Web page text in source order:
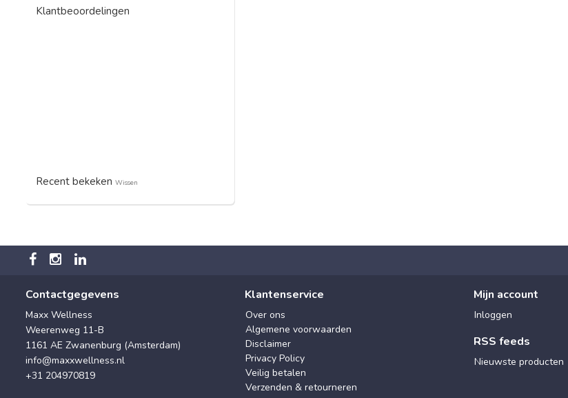
Klantbeoordelingen
Recent bekeken Wissen
Contactgegevens
Maxx Wellness
Weerenweg 11-B
1161 AE Zwanenburg (Amsterdam)
info@maxxwellness.nl
+31 204970819
Klantenservice
Over ons
Algemene voorwaarden
Disclaimer
Privacy Policy
Veilig betalen
Verzenden & retourneren
Mijn account
Inloggen
RSS feeds
Nieuwste producten